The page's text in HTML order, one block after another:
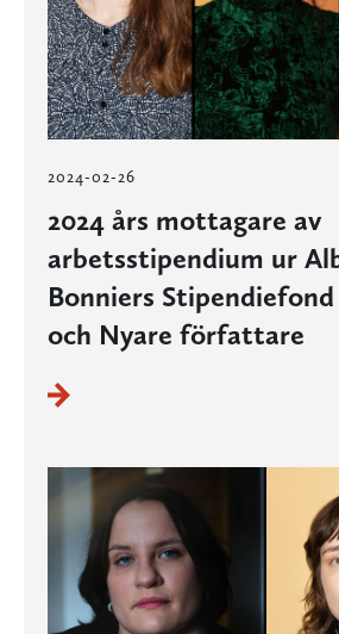
2024-02-26
2024 års mottagare av
arbetsstipendium ur
Bonniers
och Nyare författare